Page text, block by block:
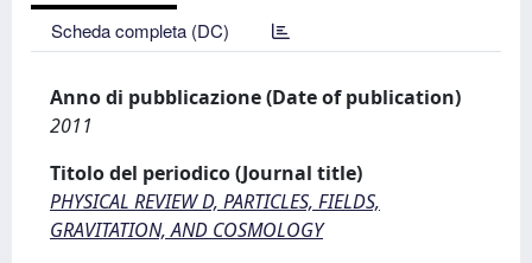
Scheda completa (DC)
Anno di pubblicazione (Date of publication)
2011
Titolo del periodico (Journal title)
PHYSICAL REVIEW D, PARTICLES, FIELDS,
GRAVITATION, AND COSMOLOGY